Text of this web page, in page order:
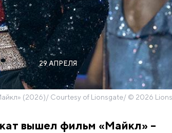
29 АПРЕЛЯ
(2026)/ Courtesy of Lionsgate/ © 2026
вышел фильм «Майкл» –